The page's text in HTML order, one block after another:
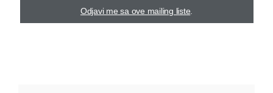
Odjavi me sa ove mailing liste